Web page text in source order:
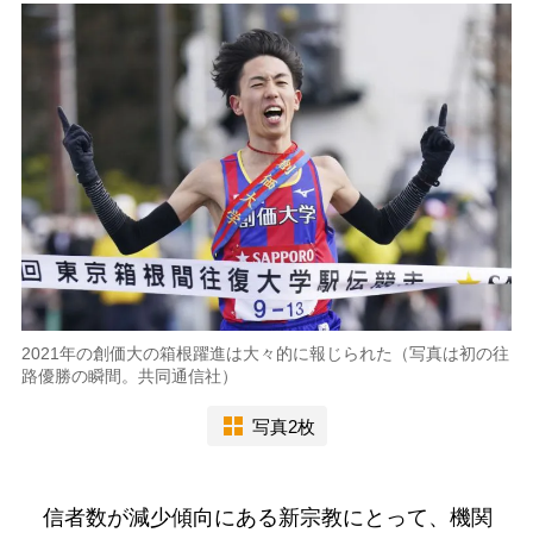
2021年の創価大の箱根躍進は大々的に報じられた（写真は初の往
路優勝の瞬間。共同通信社）
写真2枚
信者数が減少傾向にある新宗教にとって、機関